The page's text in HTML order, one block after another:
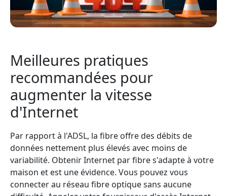
Meilleures pratiques
recommandées pour
augmenter la vitesse
d'Internet
Par rapport à l'ADSL, la fibre offre des débits de
données nettement plus élevés avec moins de
variabilité. Obtenir Internet par fibre s'adapte à votre
maison et est une évidence. Vous pouvez vous
connecter au réseau fibre optique sans aucune